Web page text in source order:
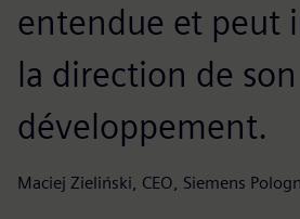
entendue et peut
la direction de son
développement.
Maciej Zieliński, CEO, Siemens